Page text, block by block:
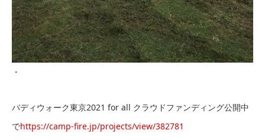
・
バディウォーク東京2021 for all クラウドファンディング公開中
でhttps://camp-fire.jp/projects/view/382781